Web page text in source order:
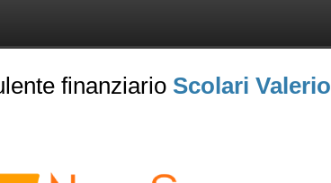
finanziario Scolari Valerio